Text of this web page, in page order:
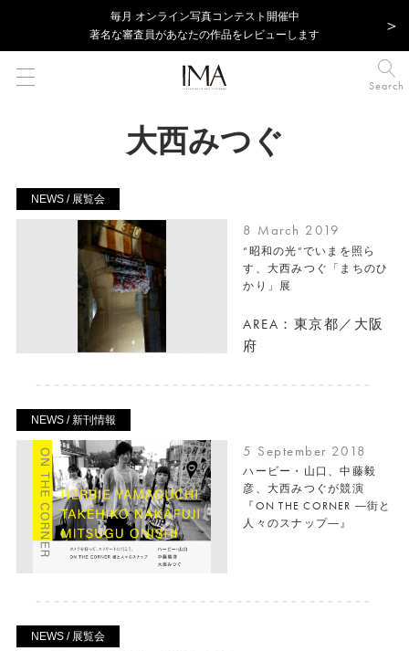
毎⽉ オンライン写真コンテスト開催中
著名な審査員があなたの作品をレビューします
Search
大西みつぐ
NEWS / 展覧会
8 March 2019
“昭和の光”でいまを照ら
す、大西みつぐ「まちのひ
かり」展
AREA：東京都／大阪
府
NEWS / 新刊情報
5 September 2018
ハービー・山口、中藤毅
彦、大西みつぐが競演
『ON THE CORNER ―街と
人々のスナップ―』
NEWS / 展覧会